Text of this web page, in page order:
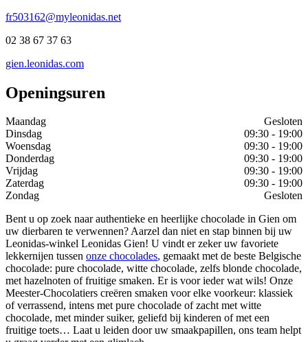
fr503162@myleonidas.net
02 38 67 37 63
gien.leonidas.com
Openingsuren
Maandag
Gesloten
Dinsdag
09:30 - 19:00
Woensdag
09:30 - 19:00
Donderdag
09:30 - 19:00
Vrijdag
09:30 - 19:00
Zaterdag
09:30 - 19:00
Zondag
Gesloten
Bent u op zoek naar authentieke en heerlijke chocolade in Gien om
uw dierbaren te verwennen? Aarzel dan niet en stap binnen bij uw
Leonidas-winkel Leonidas Gien! U vindt er zeker uw favoriete
lekkernijen tussen onze chocolades, gemaakt met de beste Belgische
chocolade: pure chocolade, witte chocolade, zelfs blonde chocolade,
met hazelnoten of fruitige smaken. Er is voor ieder wat wils! Onze
Meester-Chocolatiers creëren smaken voor elke voorkeur: klassiek
of verrassend, intens met pure chocolade of zacht met witte
chocolade, met minder suiker, geliefd bij kinderen of met een
fruitige toets… Laat u leiden door uw smaakpapillen, ons team helpt